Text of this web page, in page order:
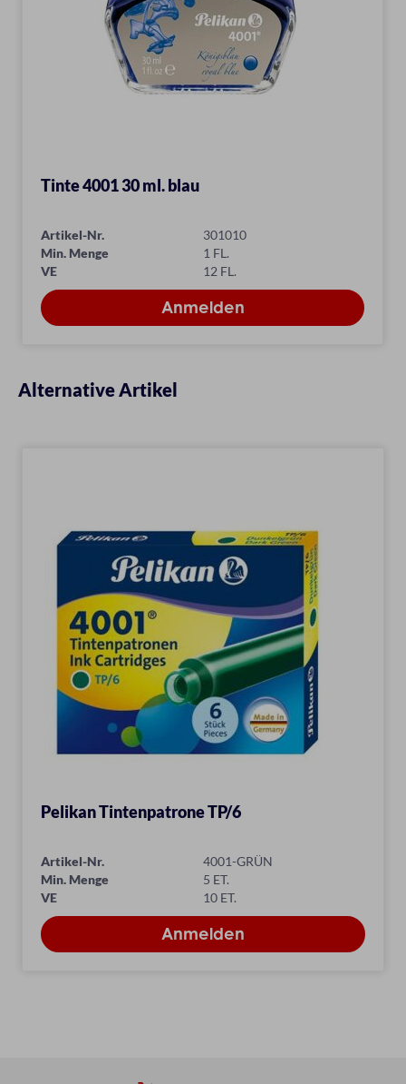
Tinte 4001 30 ml. blau
Artikel-Nr.
301010
Min. Menge
1 FL.
VE
12 FL.
Alternative Artikel
Pelikan Tintenpatrone TP/6
Artikel-Nr.
4001-GRÜN
Min. Menge
5 ET.
VE
10 ET.